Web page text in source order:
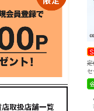
定
セ